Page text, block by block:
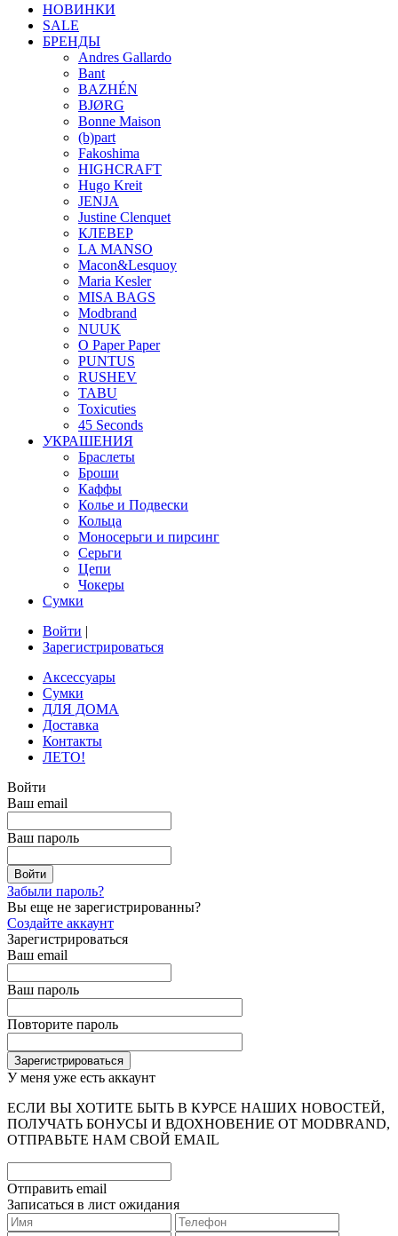
НОВИНКИ
SALE
БРЕНДЫ
Andres Gallardo
Bant
BAZHÉN
BJØRG
Bonne Maison
(b)part
Fakoshima
HIGHCRAFT
Hugo Kreit
JENJA
Justine Clenquet
КЛЕВЕР
LA MANSO
Macon&Lesquoy
Maria Kesler
MISA BAGS
Modbrand
NUUK
O Paper Paper
PUNTUS
RUSHEV
TABU
Toxicuties
45 Seconds
УКРАШЕНИЯ
Браслеты
Броши
Каффы
Колье и Подвески
Кольца
Моносерьги и пирсинг
Серьги
Цепи
Чокеры
Сумки
Войти |
Зарегистрироваться
Аксессуары
Сумки
ДЛЯ ДОМА
Доставка
Контакты
ЛЕТО!
Войти
Ваш email
Ваш пароль
Забыли пароль?
Вы еще не зарегистрированны?
Создайте аккаунт
Зарегистрироваться
Ваш email
Ваш пароль
Повторите пароль
У меня уже есть аккаунт
ЕСЛИ ВЫ ХОТИТЕ БЫТЬ В КУРСЕ НАШИХ НОВОСТЕЙ,
ПОЛУЧАТЬ БОНУСЫ И ВДОХНОВЕНИЕ ОТ MODBRAND,
ОТПРАВЬТЕ НАМ СВОЙ EMAIL
Отправить email
Записаться в лист ожидания